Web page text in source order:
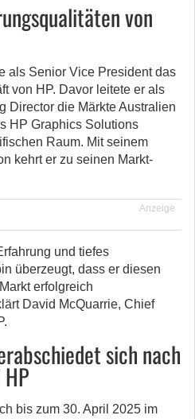
von
als Senior Vice President das
von HP. Davor leitete er als
Director die Märkte Australien
HP Graphics Solutions
Raum. Mit seinem
kehrt er zu seinen Markt-
Anzeige
und tiefes
überzeugt, dass er diesen
erfolgreich
David McQuarrie, Chief
sich nach
bis zum 30. April 2025 im